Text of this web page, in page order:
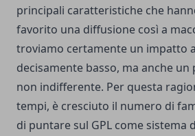
principali caratteristiche che
favorito una diffusione così a
troviamo certamente un impatto
decisamente basso, ma anche
non indifferente. Per questa
tempi, è cresciuto il numero di
di puntare sul GPL come sistema